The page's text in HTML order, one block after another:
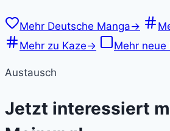
Mehr Deutsche Manga→
Mehr zu Kaze→ Mehr neue
Austausch
Jetzt interessiert